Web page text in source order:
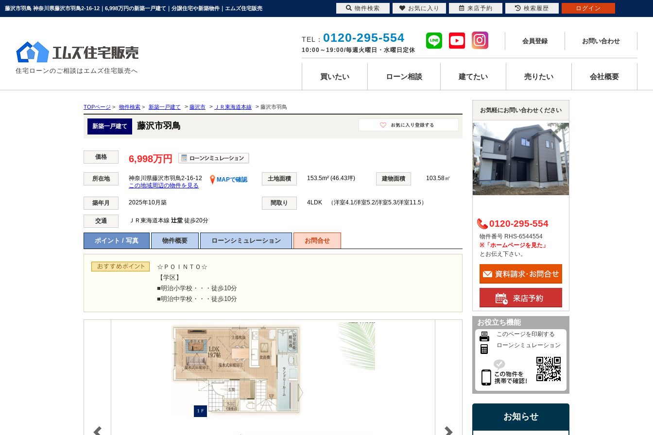
藤沢市羽鳥 神奈川県藤沢市羽鳥2-16-12｜6,998万円の新築一戸建て｜分譲住宅や新築物件｜エムズ住宅販売
住宅ローンのご相談はエムズ住宅販売へ
TEL： 0120-295-554
10:00～19:00/毎週火曜日・水曜日定休
会員登録 お問い合わせ
買いたい ローン相談 建てたい 売りたい 会社概要
TOPページ > 物件検索 > 新築一戸建て > 藤沢市 > ＪＲ東海道本線 > 藤沢市羽鳥
新築一戸建て 藤沢市羽鳥
価格 6,998万円
所在地 神奈川県藤沢市羽鳥2-16-12
MAPで確認
この地域周辺の物件を見る
土地面積 153.5m² (46.43坪) 建物面積 103.58㎡
築年月 2025年10月築 間取り 4LDK （洋室4.1/洋室5.2/洋室5.3/洋室11.5）
交通 ＪＲ東海道本線 辻堂 徒歩20分
ポイント / 写真 物件概要 ローンシミュレーション お問合せ
☆ＰＯＩＮＴＯ☆
【学区】
■明治小学校・・・徒歩10分
■明治中学校・・・徒歩10分
お気軽にお問い合わせください
0120-295-554
物件番号 RHS-6544554
※「ホームページを見た」
とお伝え下さい。
お役立ち機能
このページを印刷する
ローンシミュレーション
お知らせ
物件検索 お気に入り 来店予約 検索履歴 ログイン